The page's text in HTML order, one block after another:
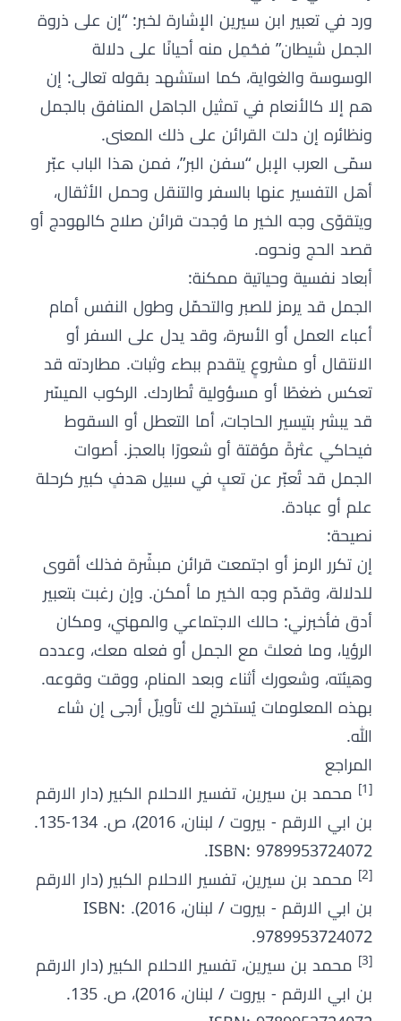
ورد في تعبير ابن سيرين الإشارة لخبر: “إن على ذروة
الجمل شيطان” فحُمِل منه أحيانًا على دلالة
الوسوسة والغواية، كما استشهد بقوله تعالى: إن
هم إلا كالأنعام في تمثيل الجاهل المنافق بالجمل
ونظائره إن دلت القرائن على ذلك المعنى.
سمّى العرب الإبل “سفن البر”، فمن هذا الباب عبّر
أهل التفسير عنها بالسفر والتنقل وحمل الأثقال،
ويتقوّى وجه الخير ما وُجدت قرائن صلاح كالهودج أو
قصد الحج ونحوه.
أبعاد نفسية وحياتية ممكنة:
الجمل قد يرمز للصبر والتحمّل وطول النفس أمام
أعباء العمل أو الأسرة، وقد يدل على السفر أو
الانتقال أو مشروعٍ يتقدم ببطء وثبات. مطاردته قد
تعكس ضغطًا أو مسؤولية تُطاردك. الركوب الميسّر
قد يبشر بتيسير الحاجات، أما التعطل أو السقوط
فيحاكي عثرةً مؤقتة أو شعورًا بالعجز. أصوات
الجمل قد تُعبّر عن تعبٍ في سبيل هدفٍ كبير كرحلة
علم أو عبادة.
نصيحة:
إن تكرر الرمز أو اجتمعت قرائن مبشّرة فذلك أقوى
للدلالة، وقدّم وجه الخير ما أمكن. وإن رغبت بتعبير
أدق فأخبرني: حالك الاجتماعي والمهني، ومكان
الرؤيا، وما فعلتَ مع الجمل أو فعله معك، وعدده
وهيئته، وشعورك أثناء وبعد المنام، ووقت وقوعه.
بهذه المعلومات يُستخرج لك تأويلٌ أرجى إن شاء
الله.
المراجع
[1]
محمد بن سيرين، تفسير الاحلام الكبير (دار الارقم
بن ابي الارقم - بيروت / لبنان، 2016)، ص. 134-135.
ISBN: 9789953724072.
[2]
محمد بن سيرين، تفسير الاحلام الكبير (دار الارقم
بن ابي الارقم - بيروت / لبنان، 2016). ISBN:
9789953724072.
[3]
محمد بن سيرين، تفسير الاحلام الكبير (دار الارقم
بن ابي الارقم - بيروت / لبنان، 2016)، ص. 135.